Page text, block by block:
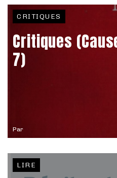
Par
CRITIQUES
Critiques
7)
LIRE